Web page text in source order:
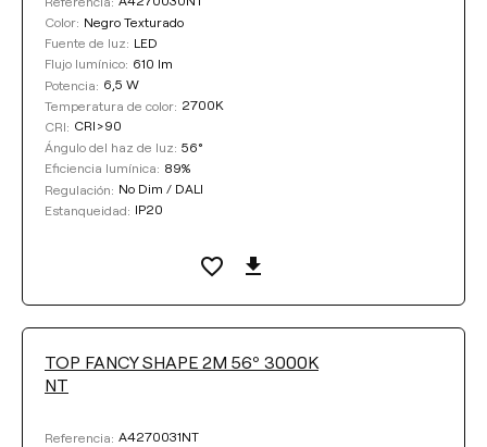
Color: Negro Texturado
Fuente de luz: LED
Flujo lumínico: 610 lm
Potencia: 6,5 W
Temperatura de color: 2700K
CRI: CRI>90
Ángulo del haz de luz: 56°
Eficiencia lumínica: 89%
Regulación: No Dim / DALI
Estanqueidad: IP20
TOP FANCY SHAPE 2M 56º 3000K
NT
Referencia: A4270031NT